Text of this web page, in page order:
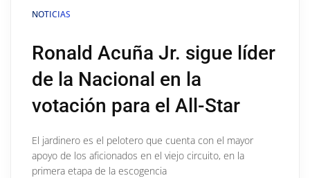
NOTICIAS
Ronald Acuña Jr. sigue líder
de la Nacional en la
votación para el All-Star
El jardinero es el pelotero que cuenta con el mayor
apoyo de los aficionados en el viejo circuito, en la
primera etapa de la escogencia